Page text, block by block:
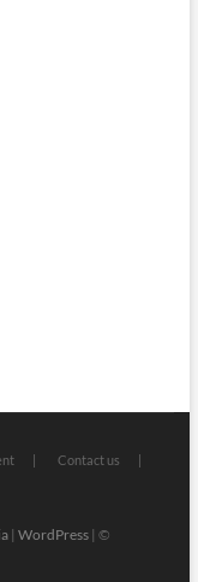
Contact us
| WordPress| ©